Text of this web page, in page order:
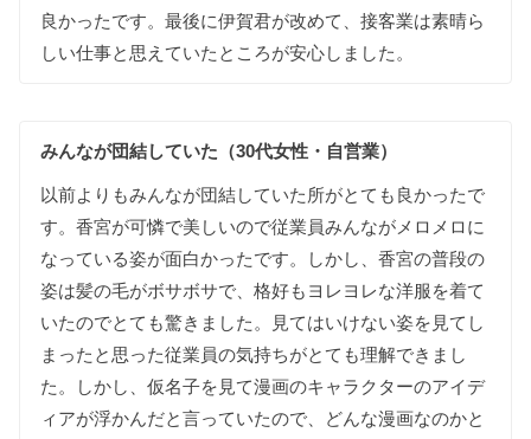
良かったです。最後に伊賀君が改めて 、接客業は素晴ら
しい仕事と 思えていた ところが安心しました 。
みんなが団結していた（30代女性・自営業）
以前よりもみんなが団結していた 所がとても 良かったで
す。香宮が可憐で美しいので従業員みんなが メロメロに
なっている姿が面白かったです。 しかし 、香宮の普段の
姿は髪の毛がボサボサで 、格好も ヨレヨレな洋服を着て
いたのでとても驚きました 。 見てはいけない姿を 見て し
まったと 思った従業員の気持ちがとても理解できまし
た 。 しかし 、仮名子を 見て漫画のキャラクターのアイデ
ィアが浮かんだと言っていたので どんな漫画なのかと